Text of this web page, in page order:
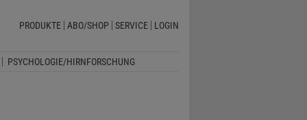
PRODUKTE ABO/SHOP SERVICE LOGIN
PSYCHOLOGIE/HIRNFORSCHUNG